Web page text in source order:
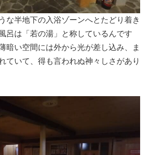
な半地下の入浴ゾーンへとたどり着き
呂は「若の湯」と称しているんです
暗い空間には外から光が差し込み、ま
ていて、得も言われぬ神々しさがあり